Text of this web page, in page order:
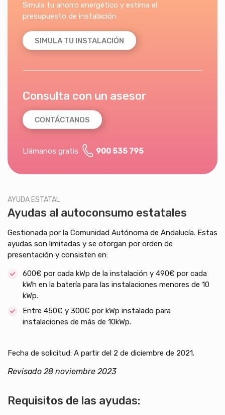
Simula tu ahorro energético y estima el
presupuesto de instalación
SIMULA TU INSTALACIÓN
Consulta con un asesor
CONTÁCTANOS
Llámanos gratis 900 535 795
AYUDA ESTATAL
Ayudas al autoconsumo estatales
Gestionada por la Comunidad Autónoma de Andalucía. Estas
ayudas son limitadas y se otorgan por orden de
presentación y consisten en:
600€ por cada kWp de la instalación y 490€ por cada
kWh en la batería para las instalaciones menores de 10
kWp.
Entre 450€ y 300€ por kWp instalado para
instalaciones de más de 10kWp.
Fecha de solicitud: A partir del 2 de diciembre de 2021.
Revisado 28 noviembre 2023
Requisitos de las ayudas: